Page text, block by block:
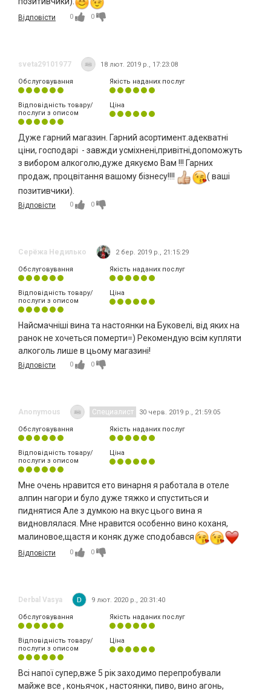
Відповісти 0 0
sveta29101977 18 лют. 2019 р., 17:23:08
Обслуговування Якість наданих послуг
Відповідність товару/
послуги з описом
Ціна
Дуже гарний магазин. Гарний асортимент.адекватні
ціни, господарі - завжди усміхнені,привітні,допоможуть
з вибором алкоголю,дуже дякуємо Вам !!! Гарних
продаж, процвітання вашому бізнесу!!!!
( ваші
позитивчики).
Відповісти 0 0
Серёжа Недилько 2 бер. 2019 р., 21:15:29
Обслуговування Якість наданих послуг
Відповідність товару/
послуги з описом
Ціна
Найсмачніші вина та настоянки на Буковелі, від яких на
ранок не хочеться померти=) Рекомендую всім купляти
алкоголь лише в цьому магазині!
Відповісти 0 0
Anonymous Специалист 30 черв. 2019 р., 21:59:05
Обслуговування Якість наданих послуг
Відповідність товару/
послуги з описом
Ціна
Мне очень нравится ето винарня я работала в отеле
алпин нагори и було дуже тяжко и спуститься и
пиднятися Але з думкою на вкус цього вина я
видновлялася. Мне нравится особенно вино коханя,
малиновое,щастя и коняк дуже сподобався
Відповісти 0 0
Derbal Vasya 9 лют. 2020 р., 20:31:40
Обслуговування Якість наданих послуг
Відповідність товару/
послуги з описом
Ціна
Всі напої супер,вже 5 рік заходимо перепробували
майже все , коньячок , настоянки, пиво, вино агонь,